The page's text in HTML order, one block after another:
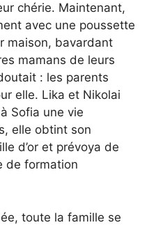
chérie. Maintenant,
avec une poussette
maison, bavardant
mamans de leurs
: les parents
elle. Lika et Nikolai
Sofia une vie
elle obtint son
d’or et prévoya de
de formation
toute la famille se